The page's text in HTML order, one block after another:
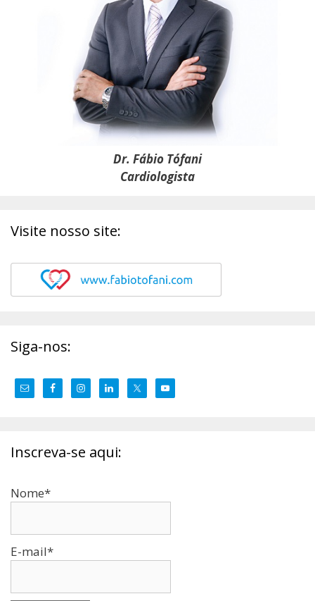
Dr. Fábio Tófani
Cardiologista
Visite nosso site:
Siga-nos:
Inscreva-se aqui:
Nome*
E-mail*